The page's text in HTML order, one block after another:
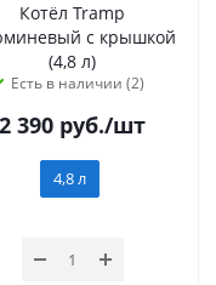
Котёл Tramp
с крышкой
(4,8 л)
Есть в наличии (2)
2 390 руб./шт
4,8 л